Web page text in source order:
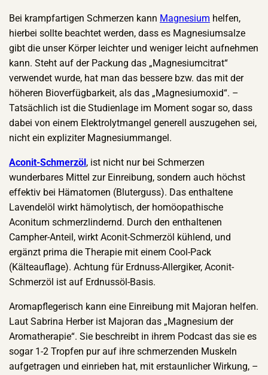
Bei krampfartigen Schmerzen kann Magnesium helfen,
hierbei sollte beachtet werden, dass es Magnesiumsalze
gibt die unser Körper leichter und weniger leicht aufnehmen
kann. Steht auf der Packung das „Magnesiumcitrat“
verwendet wurde, hat man das bessere bzw. das mit der
höheren Bioverfügbarkeit, als das „Magnesiumoxid“. –
Tatsächlich ist die Studienlage im Moment sogar so, dass
dabei von einem Elektrolytmangel generell auszugehen sei,
nicht ein expliziter Magnesiummangel.
Aconit-Schmerzöl , ist nicht nur bei Schmerzen
wunderbares Mittel zur Einreibung, sondern auch höchst
effektiv bei Hämatomen (Bluterguss). Das enthaltene
Lavendelöl wirkt hämolytisch, der homöopathische
Aconitum schmerzlindernd. Durch den enthaltenen
Campher-Anteil, wirkt Aconit-Schmerzöl kühlend, und
ergänzt prima die Therapie mit einem Cool-Pack
(Kälteauflage). Achtung für Erdnuss-Allergiker, Aconit-
Schmerzöl ist auf Erdnussöl-Basis.
Aromapflegerisch kann eine Einreibung mit Majoran helfen.
Laut Sabrina Herber ist Majoran das „Magnesium der
Aromatherapie“. Sie beschreibt in ihrem Podcast das sie es
sogar 1-2 Tropfen pur auf ihre schmerzenden Muskeln
aufgetragen und einrieben hat, mit erstaunlicher Wirkung, –